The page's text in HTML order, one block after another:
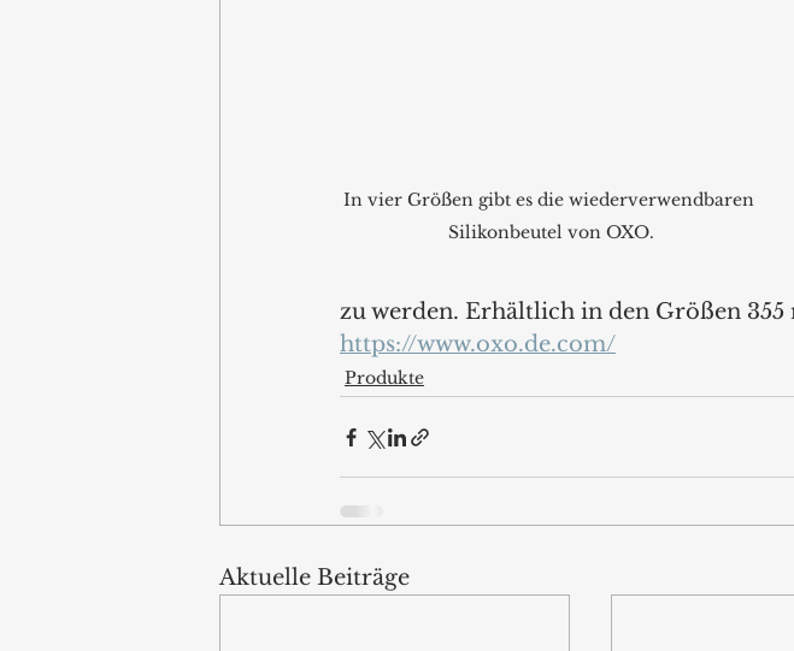
In vier Größen gibt es die wiederverwendbaren
Silikonbeutel von OXO.
zu werden. Erhältlich in den Größen
https://www.oxo.de.com/
Produkte
Aktuelle Beiträge